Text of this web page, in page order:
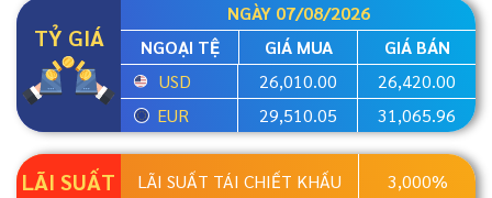
TỶ GIÁ
NGÀY 07/08/2026
NGOẠI TỆ
GIÁ MUA
GIÁ BÁN
USD
26,010.00
26,420.00
EUR
29,510.05 31,065.96
LÃI SUẤT LÃI SUẤT TÁI CHIẾT KHẤU 3,000%